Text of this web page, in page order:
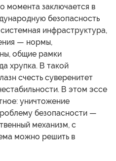
момента заключается в
безопасность
инфраструктура,
— нормы,
общие рамки
хрупка. В такой
счесть суверенитет
В этом эссе
уничтожение
безопасности —
механизм, с
можно решить в